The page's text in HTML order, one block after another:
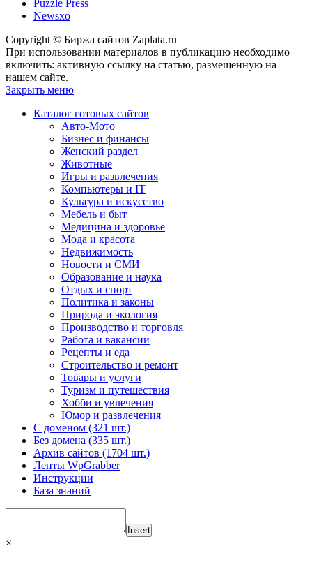
Puzzle Press
Newsxo
Copyright © Биржа сайтов Zaplata.ru
При использовании материалов в публикацию необходимо
включить: активную ссылку на статью, размещенную на
нашем сайте.
Закрыть меню
Каталог готовых сайтов
Авто-Мото
Бизнес и финансы
Женский раздел
Животные
Игры и развлечения
Компьютеры и IT
Культура и искусство
Мебель и быт
Медицина и здоровье
Мода и красота
Недвижимость
Новости и СМИ
Образование и наука
Отдых и спорт
Политика и законы
Природа и экология
Производство и торговля
Работа и вакансии
Рецепты и еда
Строительство и ремонт
Товары и услуги
Туризм и путешествия
Хобби и увлечения
Юмор и развлечения
С доменом (321 шт.)
Без домена (335 шт.)
Архив сайтов (1704 шт.)
Ленты WpGrabber
Инструкции
База знаний
Insert
×